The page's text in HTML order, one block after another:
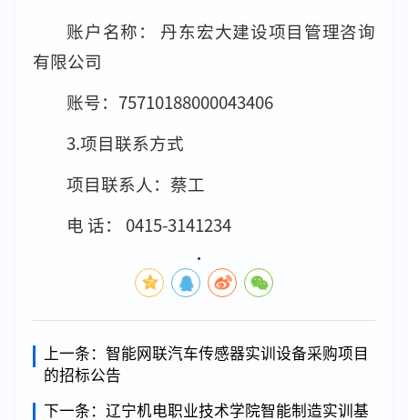
账户名称： 丹东宏大建设项目管理咨询
有限公司
账号：75710188000043406
3.项目联系方式
项目联系人：蔡工
电 话： 0415-3141234
上一条： 智能网联汽车传感器实训设备采购项目
的招标公告
下一条： 辽宁机电职业技术学院智能制造实训基